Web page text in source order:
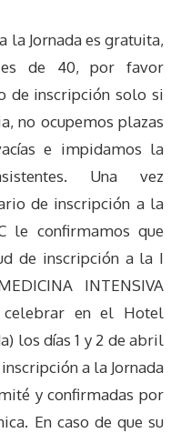
la Jornada es gratuita,
de 40, por favor
de inscripción solo si
no ocupemos plazas
e impidamos la
Una vez
de inscripción a la
le confirmamos que
de inscripción a la I
INTENSIVA
celebrar en el Hotel
los días 1 y 2 de abril
a la Jornada
y confirmadas por
En caso de que su